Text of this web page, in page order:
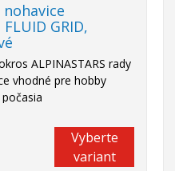
FLUID GRID,
ALPINASTARS rady
vhodné pre hobby
Vyberte
variant